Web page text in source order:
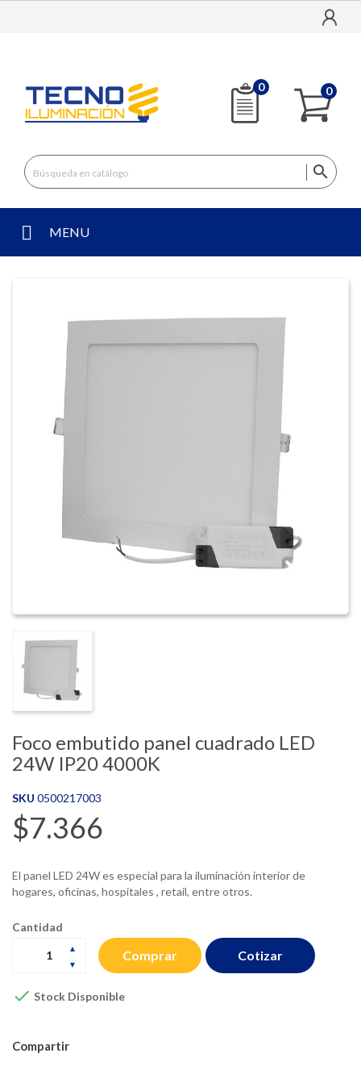
0 0

MENU
Foco embutido panel cuadrado LED
24W IP20 4000K
SKU 0500217003
$7.366
El panel LED 24W es especial para la iluminación interior de
hogares, oficinas, hospitales , retail, entre otros.
Cantidad
Comprar
 Stock Disponible
Cotizar
Compartir